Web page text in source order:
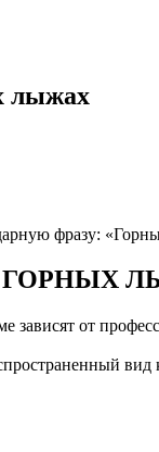
лыжах
фразу:
ГОРНЫХ
зависят от
вид